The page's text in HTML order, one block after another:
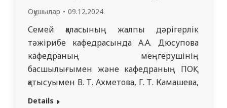
Оқушылар 09.12.2024
Семей қаласының жалпы дәрігерлік
тәжірибе кафедрасында А.А. Дюсупова
кафедраның меңгерушінің
басшылығымен және кафедраның ПОҚ
қатысуымен В. Т. Ахметова, Г. Т. Камашева,
Т. М. Терехова Т. И. Беляева, А. С.
Details